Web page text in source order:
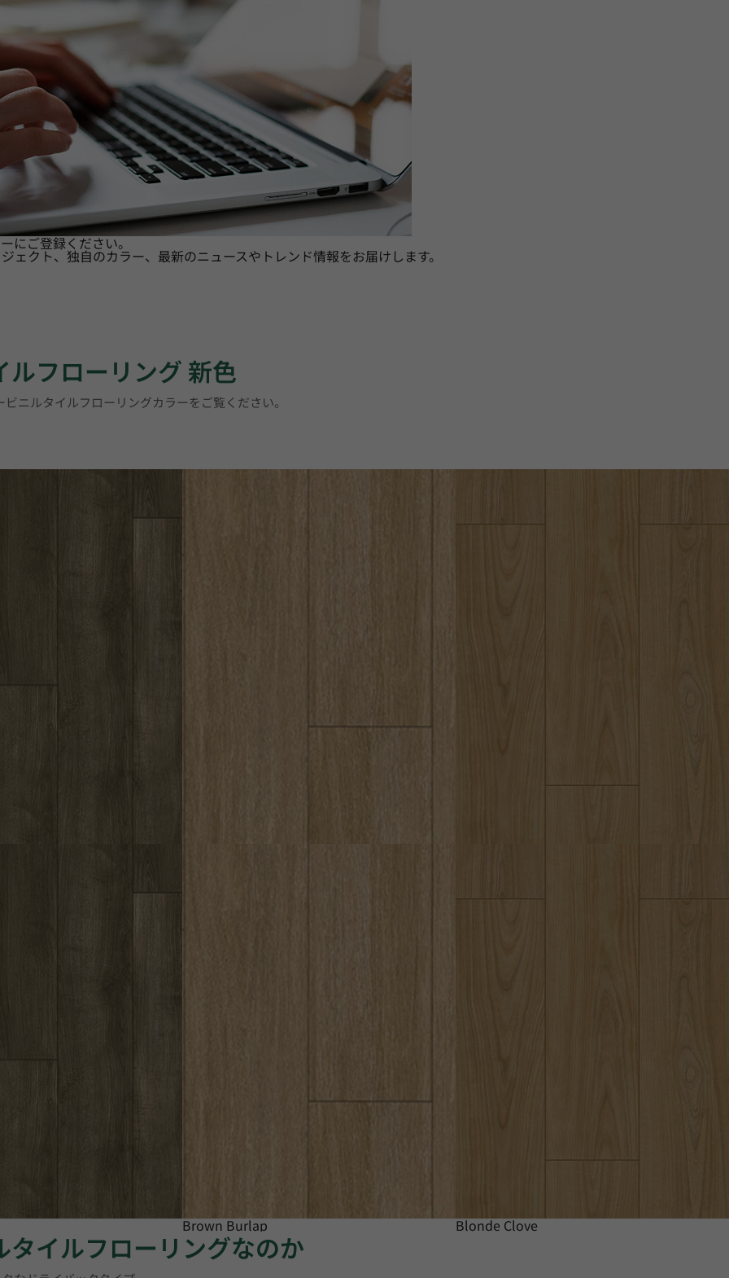
にご登録ください。
ェクト、独自のカラー、最新のニュースやトレンド情報をお届けします。
ルフローリング 新色
ニルタイルフローリングカラーをご覧ください。
Brown Burlap Blonde Clove
タイルフローリングなのか